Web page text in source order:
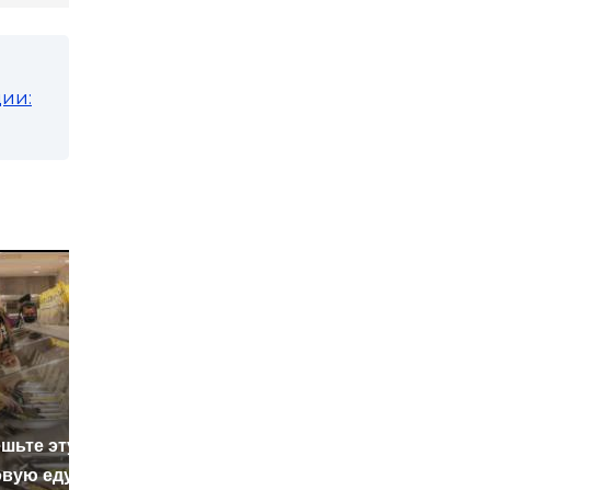
эту
еду из